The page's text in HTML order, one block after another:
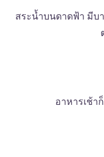
สระน้ำบนดาดฟ้า มีบ
อาหารเช้า